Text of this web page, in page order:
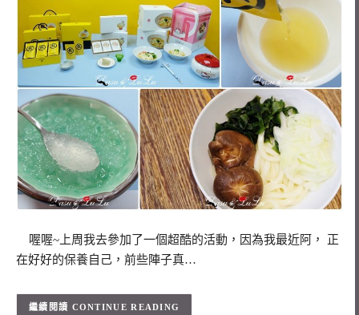
喔喔~上周我去參加了一個超酷的活動，因為我最近阿， 正
在好好的保養自己，前些陣子真…
CONTINUE READING